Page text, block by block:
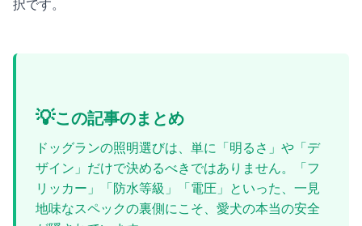
択です。
💡この記事のまとめ
ドッグランの照明選びは、単に「明るさ」や「デ
ザイン」だけで決めるべきではありません。「フ
リッカー」「防水等級」「電圧」といった、一見
地味なスペックの裏側にこそ、愛犬の本当の安全